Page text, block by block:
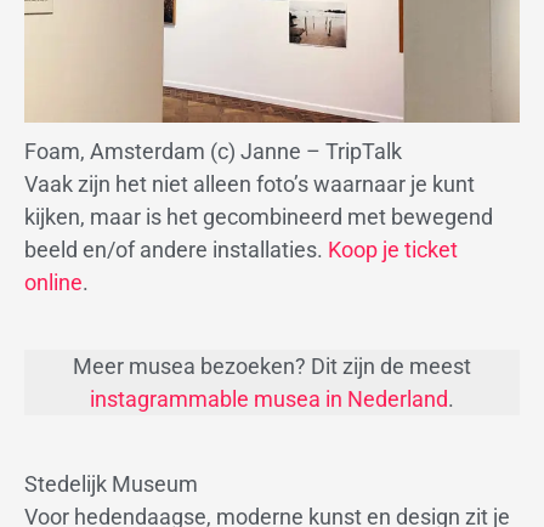
Foam, Amsterdam (c) Janne – TripTalk
Vaak zijn het niet alleen foto’s waarnaar je kunt
kijken, maar is het gecombineerd met bewegend
beeld en/of andere installaties. Koop je ticket
online.
Meer musea bezoeken? Dit zijn de meest
instagrammable musea in Nederland.
Stedelijk Museum
Voor hedendaagse, moderne kunst en design zit je